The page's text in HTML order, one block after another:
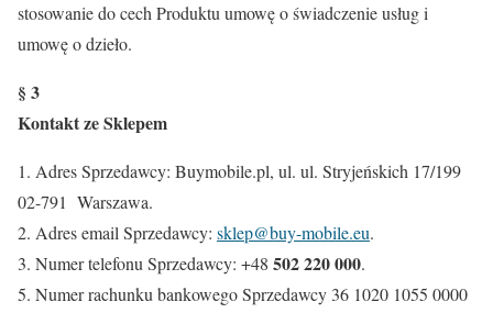
stosowanie do cech Produktu umowę o świadczenie usług i
umowę o dzieło.
§ 3
Kontakt ze Sklepem
1. Adres Sprzedawcy: Buymobile.pl, ul. ul. Stryjeńskich 17/199
02-791 Warszawa.
2. Adres email Sprzedawcy: sklep@buy-mobile.eu.
3. Numer telefonu Sprzedawcy: +48 502 220 000.
5. Numer rachunku bankowego Sprzedawcy 36 1020 1055 0000